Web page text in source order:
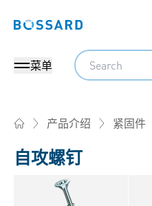
Bossard homepage
菜单
Search
产品介绍 紧固件
自攻螺钉